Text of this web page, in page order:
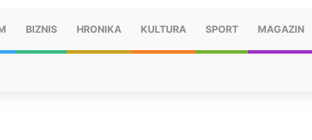
BIZNIS HRONIKA KULTURA SPORT MAGAZIN